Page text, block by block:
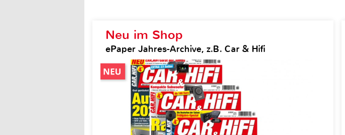
Neu im Shop
ePaper Jahres-Archive, z.B. Car & Hifi